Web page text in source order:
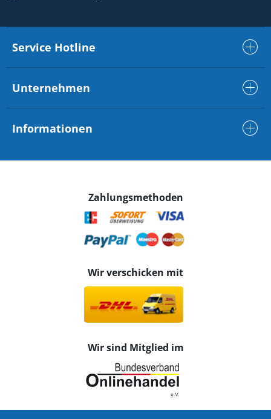
Service Hotline
Unternehmen
Informationen
Zahlungsmethoden
Wir verschicken mit
Wir sind Mitglied im